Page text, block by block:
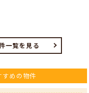
一覧を見る
すめの物件